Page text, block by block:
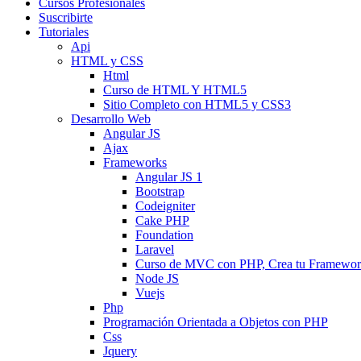
Cursos Profesionales
Suscribirte
Tutoriales
Api
HTML y CSS
Html
Curso de HTML Y HTML5
Sitio Completo con HTML5 y CSS3
Desarrollo Web
Angular JS
Ajax
Frameworks
Angular JS 1
Bootstrap
Codeigniter
Cake PHP
Foundation
Laravel
Curso de MVC con PHP, Crea tu
Node JS
Vuejs
Php
Programación Orientada a Objetos con PHP
Css
Jquery